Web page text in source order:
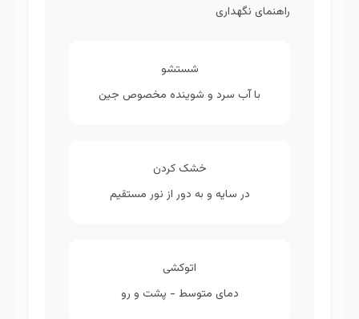
راهنمای نگهداری
شستشو
با آب سرد و شوینده مخصوص جین
خشک کردن
در سایه و به دور از نور مستقیم
اتوکشی
دمای متوسط - پشت و رو